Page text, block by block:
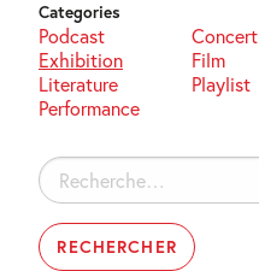
Categories
Podcast Concert
Exhibition
Film
Literature
Playlist
Performance
Rechercher :